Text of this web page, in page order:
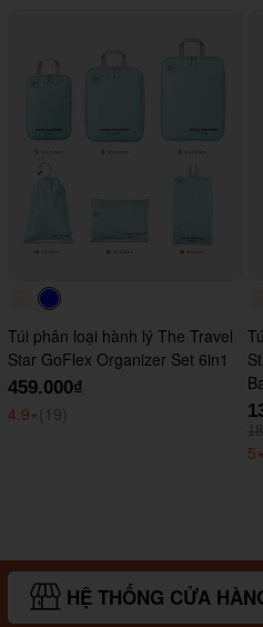
#faf0e6
Túi phân loại hành lý The Travel
Star GoFlex Organizer Set 6in1
459.000₫
4.9⭑ (19)
5⭑
HỆ THỐNG CỬA